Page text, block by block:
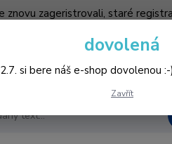
znovu zageristrovali, staré
dovolená
si bere náš e-shop dovolenou
Zavřít